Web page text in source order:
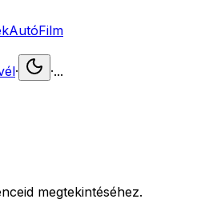
AutóFilm
· ·...
megtekintéséhez.